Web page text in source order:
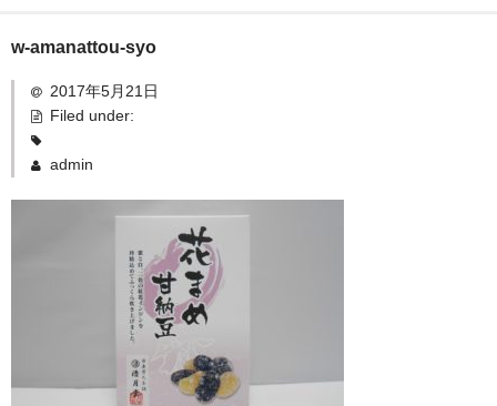
HOME
在庫処分セール
全取扱商品
MONDE SELECTION
ご当地シリーズ
w-amanattou-syo
2017年5月21日
Filed under:
admin